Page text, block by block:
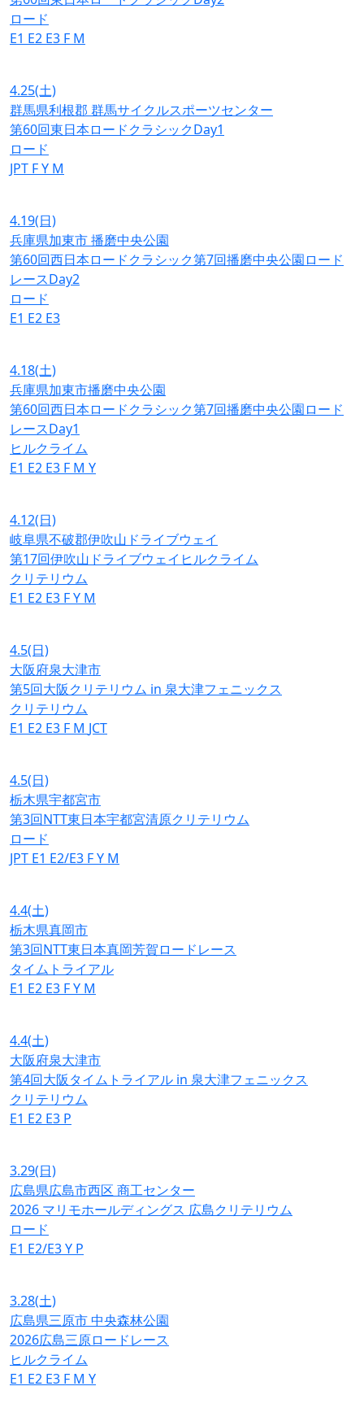
ロード
E1 E2 E3 F M
4.25(土)
群馬県利根郡 群馬サイクルスポーツセンター
第60回東日本ロードクラシックDay1
ロード
JPT FY M
4.19(日)
兵庫県加東市 播磨中央公園
第60回西日本ロードクラシック第7回播磨中央公園ロード
レースDay2
ロード
E1 E2 E3
4.18(土)
兵庫県加東市播磨中央公園
第60回西日本ロードクラシック第7回播磨中央公園ロード
レースDay1
ヒルクライム
E1 E2 E3 F M Y
4.12(日)
岐阜県不破郡伊吹山ドライブウェイ
第17回伊吹山ドライブウェイヒルクライム
クリテリウム
E1 E2 E3 FY M
4.5(日)
大阪府泉大津市
第5回大阪クリテリウム in 泉大津フェニックス
クリテリウム
E1 E2 E3 F M JCT
4.5(日)
栃木県宇都宮市
第3回NTT東日本宇都宮清原クリテリウム
ロード
JPT E1 E2/E3 FY M
4.4(土)
栃木県真岡市
第3回NTT東日本真岡芳賀ロードレース
タイムトライアル
E1 E2 E3 FY M
4.4(土)
大阪府泉大津市
第4回大阪タイムトライアル in 泉大津フェニックス
クリテリウム
E1 E2 E3 P
3.29(日)
広島県広島市西区 商工センター
2026 マリモホールディングス 広島クリテリウム
ロード
E1 E2/E3Y P
3.28(土)
広島県三原市 中央森林公園
2026広島三原ロードレース
ヒルクライム
E1 E2 E3 F M Y